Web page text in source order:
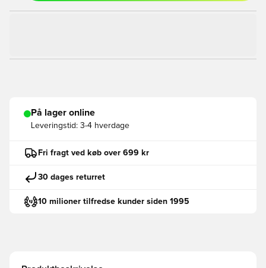
På lager online
Leveringstid: 3-4 hverdage
Fri fragt ved køb over 699 kr
30 dages returret
10 milioner tilfredse kunder siden 1995